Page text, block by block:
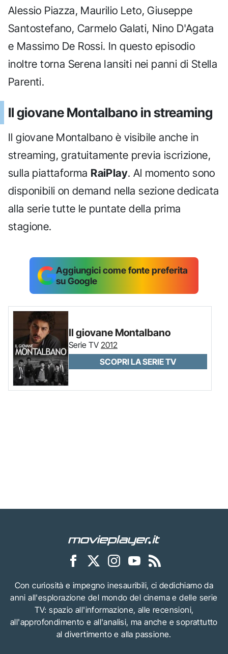
Alessio Piazza, Maurilio Leto, Giuseppe
Santostefano, Carmelo Galati, Nino D'Agata
e Massimo De Rossi. In questo episodio
inoltre torna Serena Iansiti nei panni di Stella
Parenti.
Il giovane Montalbano in streaming
Il giovane Montalbano è visibile anche in
streaming, gratuitamente previa iscrizione,
sulla piattaforma RaiPlay. Al momento sono
disponibili on demand nella sezione dedicata
alla serie tutte le puntate della prima
stagione.
Aggiungici come fonte preferita
su Google
Il giovane Montalbano
Serie TV 2012
SCOPRI LA SERIE TV
Con curiosità e impegno inesauribili, ci dedichiamo da
anni all'esplorazione del mondo del cinema e delle serie
TV: spazio all'informazione, alle recensioni,
all'approfondimento e all'analisi, ma anche e soprattutto
al divertimento e alla passione.